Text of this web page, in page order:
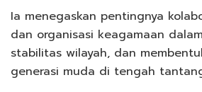
Ia menegaskan pentingnya
dan organisasi keagamaan
stabilitas wilayah, dan
generasi muda di tengah